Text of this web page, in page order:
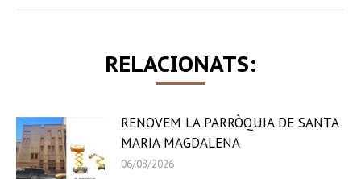
RELACIONATS:
RENOVEM LA PARRÒQUIA DE SANTA
MARIA MAGDALENA
06/08/2026